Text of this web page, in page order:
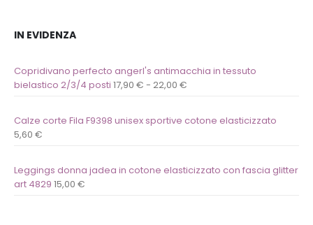
IN EVIDENZA
Copridivano perfecto angerl's antimacchia in tessuto
bielastico 2/3/4 posti 17,90 € - 22,00 €
Calze corte Fila F9398 unisex sportive cotone elasticizzato
5,60 €
Leggings donna jadea in cotone elasticizzato con fascia glitter
art 4829 15,00 €